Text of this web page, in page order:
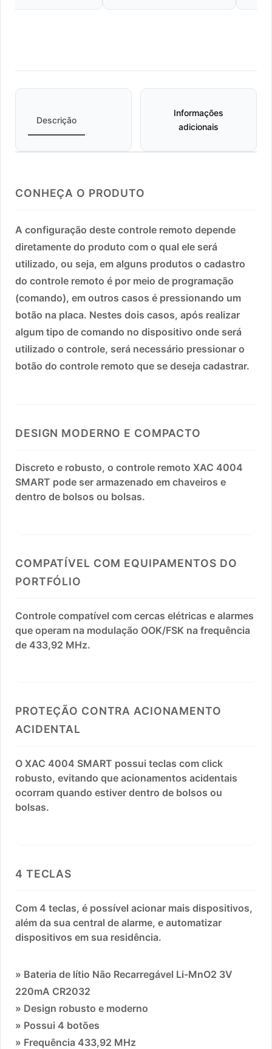
Descrição
Informações
adicionais
CONHEÇA O PRODUTO
A configuração deste controle remoto depende
diretamente do produto com o qual ele será
utilizado, ou seja, em alguns produtos o cadastro
do controle remoto é por meio de programação
(comando), em outros casos é pressionando um
botão na placa. Nestes dois casos, após realizar
algum tipo de comando no dispositivo onde será
utilizado o controle, será necessário pressionar o
botão do controle remoto que se deseja cadastrar.
DESIGN MODERNO E COMPACTO
Discreto e robusto, o controle remoto XAC 4004
SMART pode ser armazenado em chaveiros e
dentro de bolsos ou bolsas.
COMPATÍVEL COM EQUIPAMENTOS DO
PORTFÓLIO
Controle compatível com cercas elétricas e alarmes
que operam na modulação OOK/FSK na frequência
de 433,92 MHz.
PROTEÇÃO CONTRA ACIONAMENTO
ACIDENTAL
O XAC 4004 SMART possui teclas com click
robusto, evitando que acionamentos acidentais
ocorram quando estiver dentro de bolsos ou
bolsas.
4 TECLAS
Com 4 teclas, é possível acionar mais dispositivos,
além da sua central de alarme, e automatizar
dispositivos em sua residência.
» Bateria de lítio Não Recarregável Li-MnO2 3V
220mA CR2032
» Design robusto e moderno
» Possui 4 botões
» Frequência 433,92 MHz